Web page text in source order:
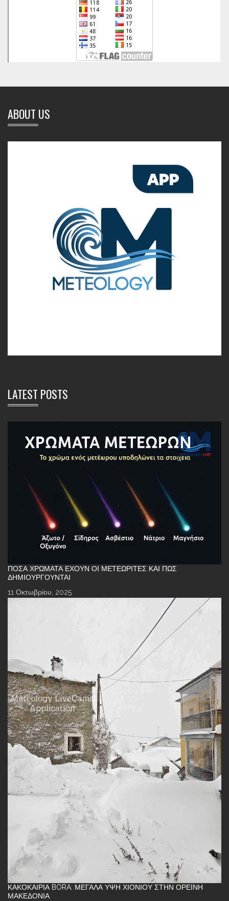
ABOUT US
LATEST POSTS
ΠΌΣΑ ΧΡΏΜΑΤΑ ΈΧΟΥΝ ΟΙ ΜΕΤΕΩΡΊΤΕΣ ΚΑΙ ΠΏΣ
ΔΗΜΙΟΥΡΓΟΎΝΤΑΙ
11 Οκτωβρίου, 2025
ΚΑΚΟΚΑΙΡΊΑ BORA: ΜΕΓΆΛΑ ΎΨΗ ΧΙΟΝΙΟΎ ΣΤΗΝ ΟΡΕΙΝΉ
ΜΑΚΕΔΟΝΊΑ